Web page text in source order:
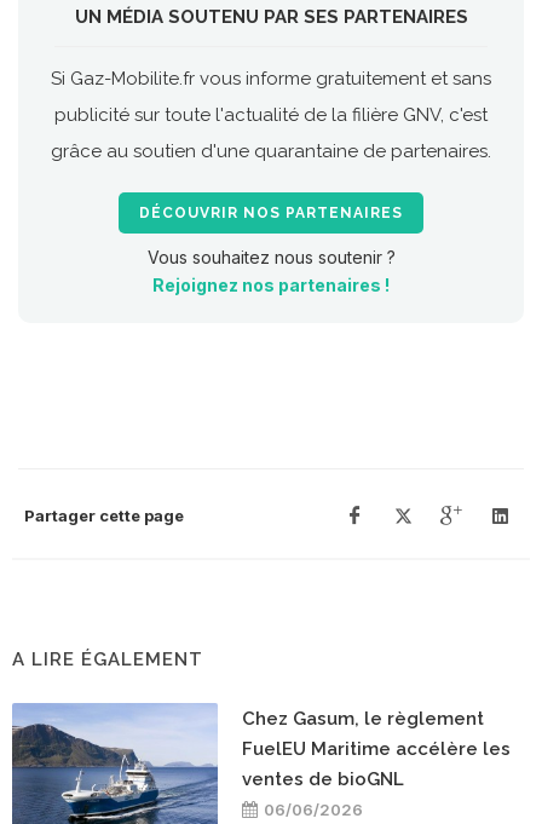
UN MÉDIA SOUTENU PAR SES PARTENAIRES
Si Gaz-Mobilite.fr vous informe gratuitement et sans
publicité sur toute l'actualité de la filière GNV, c'est
grâce au soutien d'une quarantaine de partenaires.
DÉCOUVRIR NOS PARTENAIRES
Vous souhaitez nous soutenir ?
Rejoignez nos partenaires !
Partager cette page
A LIRE ÉGALEMENT
Chez Gasum, le règlement
FuelEU Maritime accélère les
ventes de bioGNL
06/06/2026